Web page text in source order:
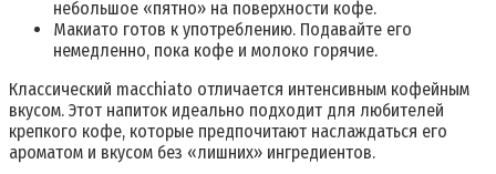
небольшое «пятно» на поверхности кофе.
Макиато готов к употреблению. Подавайте его
немедленно, пока кофе и молоко горячие.
Классический macchiato отличается интенсивным кофейным
вкусом. Этот напиток идеально подходит для любителей
крепкого кофе, которые предпочитают наслаждаться его
ароматом и вкусом без «лишних» ингредиентов.